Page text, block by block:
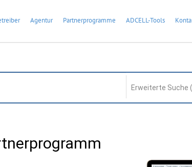
Agentur Partnerprogramme ADCELL-Tools
Erweiterte Suche (